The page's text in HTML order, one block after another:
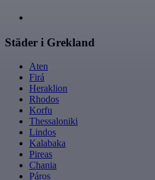
Städer i Grekland
Aten
Firá
Heraklion
Rhodos
Korfu
Thessaloniki
Lindos
Kalabaka
Pireas
Chania
Páros